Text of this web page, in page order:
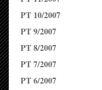
PT 10/2007
PT 9/2007
PT 8/2007
PT 7/2007
PT 6/2007